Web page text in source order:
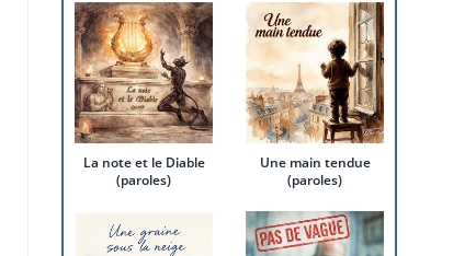
La note et le Diable
(paroles)
Une main tendue
(paroles)